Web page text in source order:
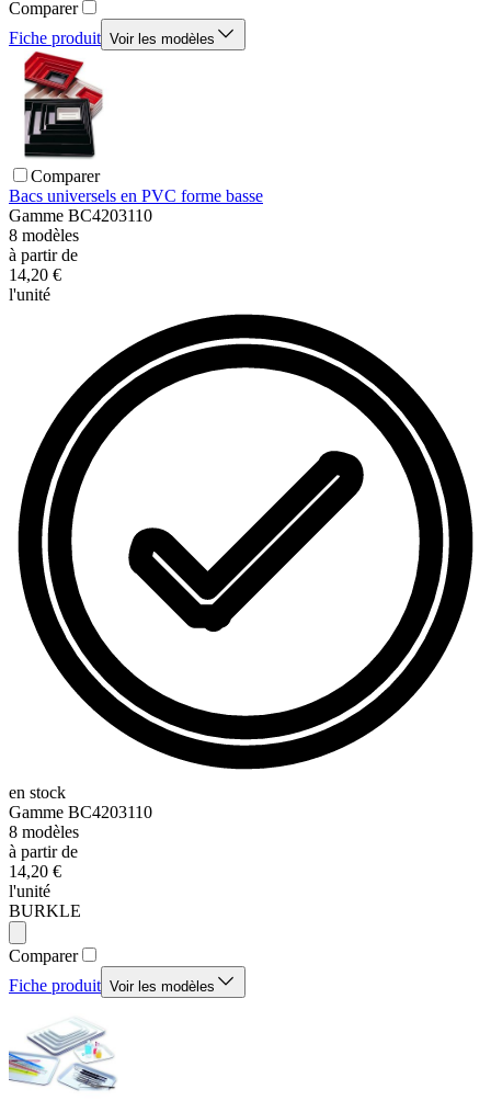
Comparer
Fiche produit Voir les modèles
Comparer
Bacs universels en PVC forme basse
Gamme BC4203110
8 modèles
à partir de
14,20 €
l'unité
en stock
Gamme BC4203110
8 modèles
à partir de
14,20 €
l'unité
BURKLE
Comparer
Fiche produit Voir les modèles